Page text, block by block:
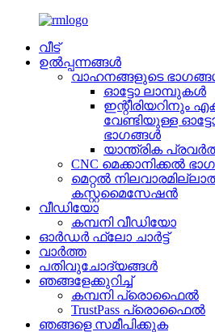
വീട്
ഉൽപ്പന്നങ്ങൾ
വാഹനങ്ങളുടെ
ഓട്ടോ ലാമ്പുകൾ
ഇന്റീരിയറിനും
വേണ്ടിയുള്ള ഓട്ടോ
ഭാഗങ്ങൾ
യാന്ത്രിക
CNC മെക്കാനിക്കൽ
മെറ്റൽ
കസ്റ്റമൈസേഷൻ
വീഡിയോ
കമ്പനി വീഡിയോ
ഓർഡർ ഫ്ലോ ചാർട്ട്
വാർത്ത
പതിവുചോദ്യങ്ങൾ
ഞങ്ങളേക്കുറിച്ച്
കമ്പനി പ്രൊഫൈൽ
TrustPass പ്രൊഫൈൽ
ഞങ്ങളെ സമീപിക്കുക